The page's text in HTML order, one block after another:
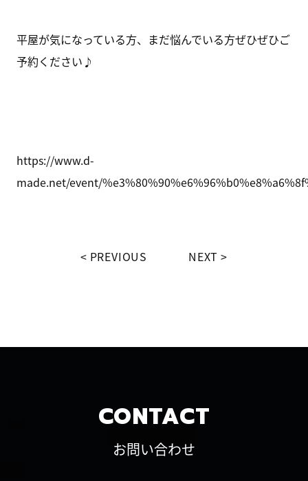
平屋が気になっている方、まだ悩んでいる方ぜひぜひご
予約ください♪
https://www.d-
made.net/event/
PREVIOUS NEXT
CONTACT
お問い合わせ